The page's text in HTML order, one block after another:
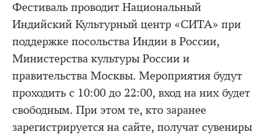
Фестиваль проводит Национальный
Индийский Культурный центр «СИТА» при
поддержке посольства Индии в России,
Министерства культуры России и
правительства Москвы. Мероприятия будут
проходить с 10:00 до 22:00, вход на них будет
свободным. При этом те, кто заранее
зарегистрируется на сайте, получат сувениры